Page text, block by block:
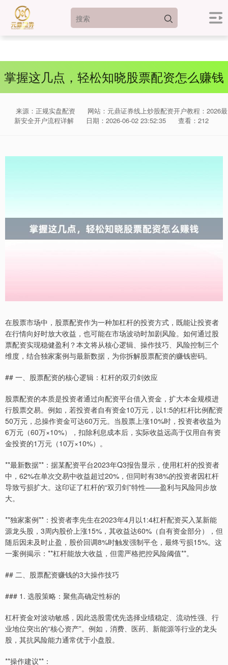
掌握这几点，轻松知晓股票配资怎么赚钱
来源：正规实盘配资
网站：元鼎证券线上炒股配资开户教程：2026最
新安全开户流程详解
日期：2026-06-02 23:52:35 查看：212
在股票市场中，股票配资作为一种加杠杆的投资方式，既能让投资者
在行情向好时放大收益，也可能在市场波动时加剧风险。如何通过股
票配资实现稳健盈利？本文将从核心逻辑、操作技巧、风险控制三个
维度，结合独家案例与最新数据，为你拆解股票配资的赚钱密码。
## 一、股票配资的核心逻辑：杠杆的双刃剑效应
股票配资的本质是投资者通过向配资平台借入资金，扩大本金规模进
行股票交易。例如，若投资者自有资金10万元，以1:5的杠杆比例配资
50万元，总操作资金可达60万元。当股票上涨10%时，投资者收益为
6万元（60万×10%），扣除利息成本后，实际收益远高于仅用自有资
金投资的1万元（10万×10%）。
**最新数据**：据某配资平台2023年Q3报告显示，使用杠杆的投资者
中，62%在单次交易中收益超过20%，但同时有38%的投资者因杠杆
导致亏损扩大。这印证了杠杆的“双刃剑”特性——盈利与风险同步放
大。
**独家案例**：投资者李先生在2023年4月以1:4杠杆配资买入某新能
源龙头股，3周内股价上涨15%，其收益达60%（自有资金部分），但
随后因未及时止盈，股价回调8%时触发强制平仓，最终亏损15%。这
一案例揭示：**杠杆能放大收益，但需严格把控风险阈值**。
## 二、股票配资赚钱的3大操作技巧
### 1. 选股策略：聚焦高确定性标的
杠杆资金对波动敏感，因此选股需优先选择业绩稳定、流动性强、行
业地位突出的“核心资产”。例如，消费、医药、新能源等行业的龙头
股，其抗风险能力通常优于小盘股。
**操作建议**：